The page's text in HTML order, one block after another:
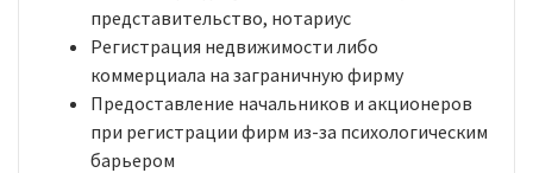
представительство, нотариус
Регистрация недвижимости либо
коммерциала на заграничную фирму
Предоставление начальников и акционеров
при регистрации фирм из-за психологическим
барьером